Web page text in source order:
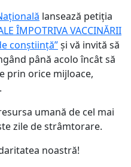
lansează petiția
ÎMPOTRIVA VACCINĂRII
conștiință”și vă invită să
până acolo încât să
prin orice mijloace,
umană de cel mai
zile de strâmtorare.
noastră!